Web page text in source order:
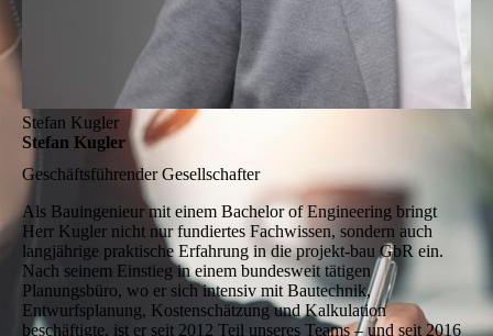
Stefan Kugler
Stefan Kugler
Geschäftsführender Gesellschafter
Als Bauingenieur mit einem Bachelor of Engineering bringt
Herr Kugler nicht nur fundiertes Fachwissen, sondern auch
langjährige praktische Erfahrung in die projekt-bau GbR ein.
Nach seinem Einstieg in einem bundesweit tätigen
Planungsbüro, wo er sich intensiv mit Bautechnik,
Entwurfsplanung, Kostenschätzung und Kalkulation
beschäftigte, ist er seit 2012 Teil unseres Teams – und seit 2016